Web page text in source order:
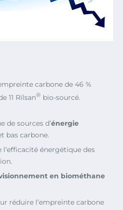
carbone de 46 %
11 Rilsan® bio-sourcé.
de sources d’énergie
bas carbone.
l’efficacité énergétique des
en biométhane
réduire l’empreinte carbone